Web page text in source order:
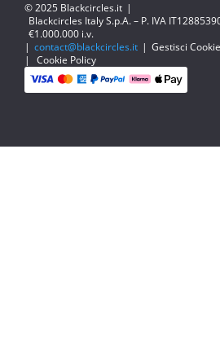
© 2025 Blackcircles.it |
Blackcircles Italy S.p.A. – P. IVA
€1.000.000 i.v.
| contact@blackcircles.it | Gestisci Cookie
|
Cookie Policy